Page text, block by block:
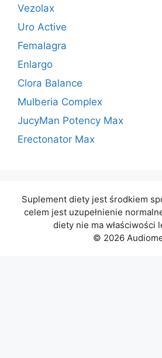
Vezolax
Uro Active
Femalagra
Enlargo
Clora Balance
Mulberia Complex
JucyMan Potency Max
Erectonator Max
Suplement diety jest środkiem
celem jest uzupełnienie
diety nie ma właściwości
© 2026